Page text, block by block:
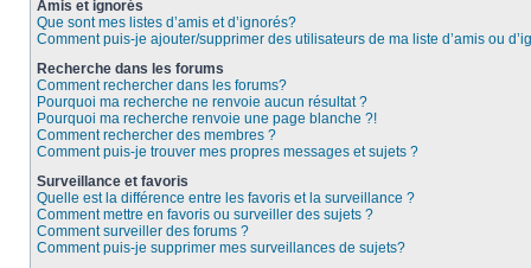
Amis et ignorés
Que sont mes listes d’amis et d’ignorés?
Comment puis-je ajouter/supprimer des utilisateurs de ma liste d’amis ou
Recherche dans les forums
Comment rechercher dans les forums?
Pourquoi ma recherche ne renvoie aucun résultat ?
Pourquoi ma recherche renvoie une page blanche ?!
Comment rechercher des membres ?
Comment puis-je trouver mes propres messages et sujets ?
Surveillance et favoris
Quelle est la différence entre les favoris et la surveillance ?
Comment mettre en favoris ou surveiller des sujets ?
Comment surveiller des forums ?
Comment puis-je supprimer mes surveillances de sujets?